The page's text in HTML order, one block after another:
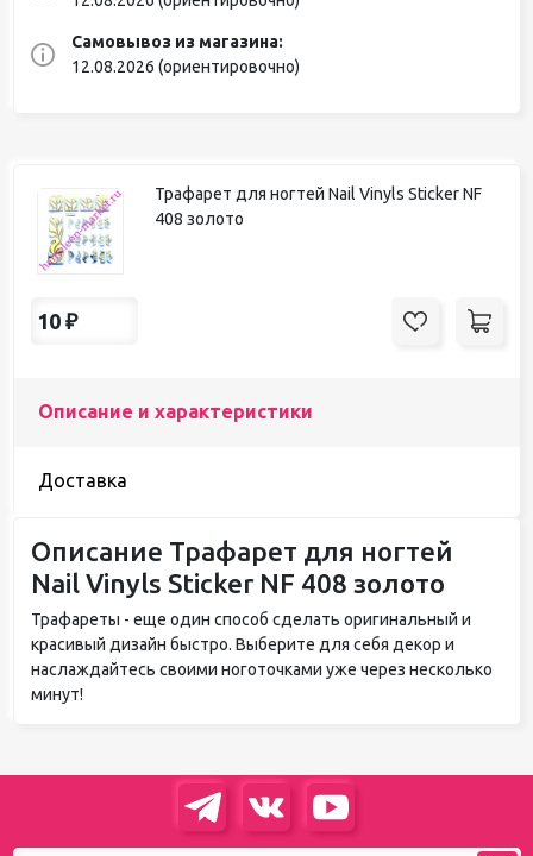
Самовывоз из магазина:
12.08.2026 (ориентировочно)
Трафарет для ногтей Nail Vinyls Sticker NF
408 золото
10 ₽
Описание и характеристики
Доставка
Описание Трафарет для ногтей
Nail Vinyls Sticker NF 408 золото
Трафареты - еще один способ сделать оригинальный и
красивый дизайн быстро. Выберите для себя декор и
наслаждайтесь своими ноготочками уже через несколько
минут!